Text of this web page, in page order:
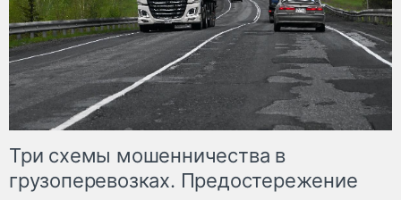
Три схемы мошенничества в
грузоперевозках. Предостережение